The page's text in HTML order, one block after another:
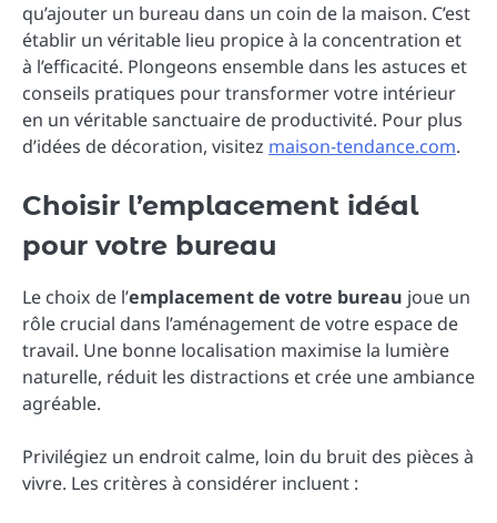
qu’ajouter un bureau dans un coin de la maison. C’est
établir un véritable lieu propice à la concentration et
à l’efficacité. Plongeons ensemble dans les astuces et
conseils pratiques pour transformer votre intérieur
en un véritable sanctuaire de productivité. Pour plus
d’idées de décoration, visitez maison-tendance.com.
Choisir l’emplacement idéal
pour votre bureau
Le choix de l’emplacement de votre bureau joue un
rôle crucial dans l’aménagement de votre espace de
travail. Une bonne localisation maximise la lumière
naturelle, réduit les distractions et crée une ambiance
agréable.
Privilégiez un endroit calme, loin du bruit des pièces à
vivre. Les critères à considérer incluent :